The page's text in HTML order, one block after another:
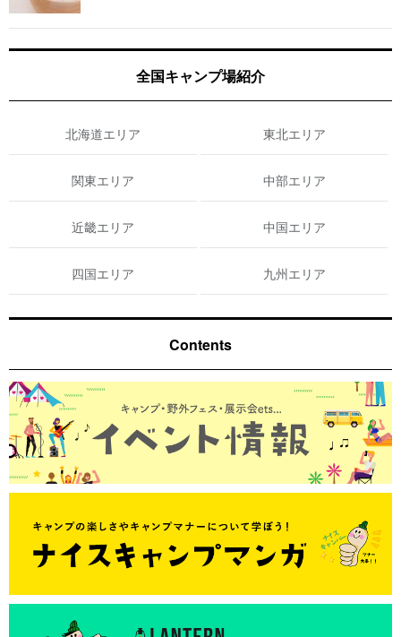
全国キャンプ場紹介
北海道エリア 東北エリア
関東エリア 中部エリア
近畿エリア 中国エリア
四国エリア 九州エリア
Contents